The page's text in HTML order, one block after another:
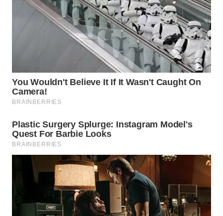
WN
INDRAMAYU
WN
MAJALENGKA
WN
SUBANG
WN
SUKABUMI
PURWAKARTA